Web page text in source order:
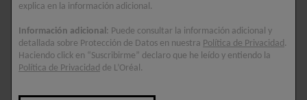
La piel se redensifica y tersa, las arrugas están
menos pronunciadas y la flacidez disminuye.
explica en la información adicional.
Información adicional : Puede consultar la información adicional y
detallada sobre Protección de Datos en nuestra Política de Privacidad .
Haciendo click en “Suscribirme” declaro que he leído y entiendo la
Política de Privacidad de L’Oréal.